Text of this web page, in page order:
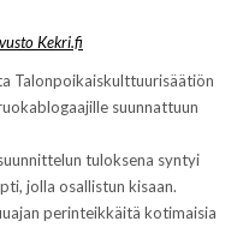
Kekri.fi
Talonpoikaiskulttuurisäätiön
suunnattuun
tuloksena syntyi
jolla osallistun kisaan.
perinteikkäitä kotimaisia